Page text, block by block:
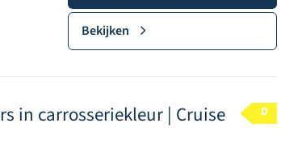
Bekijken
in carrosseriekleur | Cruise
D